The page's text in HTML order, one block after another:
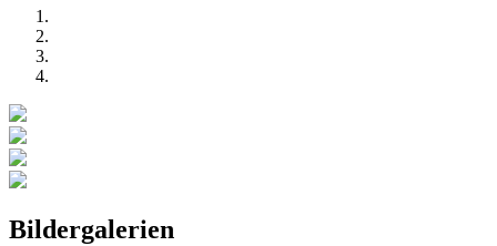
Bildergalerien